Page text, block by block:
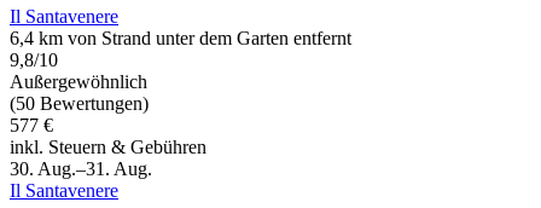
Il Santavenere
6,4 km von Strand unter dem Garten entfernt
9,8/10
Außergewöhnlich
(50 Bewertungen)
577 €
inkl. Steuern & Gebühren
30. Aug.–31. Aug.
Il Santavenere